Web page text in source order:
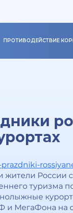
ПРОТИВОДЕЙСТВИЕ
России
туризма
и МегаФона на